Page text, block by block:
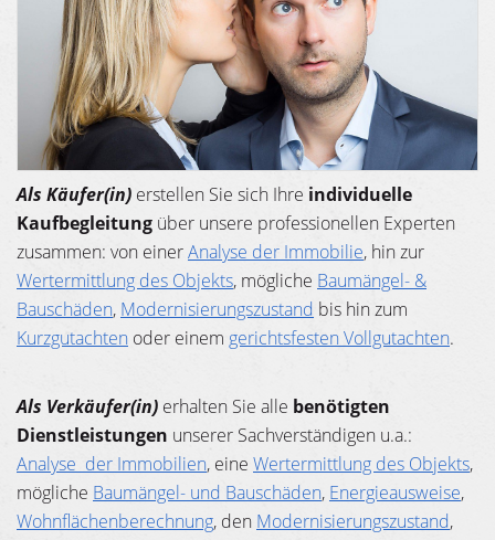
Als Käufer(in) erstellen Sie sich Ihre individuelle
Kaufbegleitung über unsere professionellen Experten
zusammen: von einerAnalyse der Immobilie, hin zur
Wertermittlung des Objekts, mögliche Baumängel- &
Bauschäden, Modernisierungszustand bis hin zum
Kurzgutachten oder einem gerichtsfesten Vollgutachten.
Als Verkäufer(in) erhalten Sie alle benötigten
Dienstleistungen unserer Sachverständigen u.a.:
Analyse der Immobilien, eine Wertermittlung des Objekts,
mögliche Baumängel- und Bauschäden, Energieausweise,
Wohnflächenberechnung, den Modernisierungszustand,